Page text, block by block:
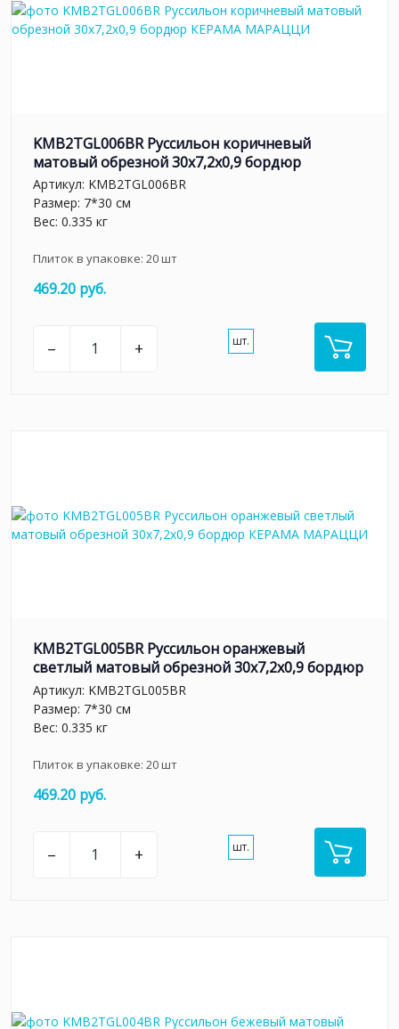
KMB2TGL006BR Руссильон коричневый
матовый обрезной 30x7,2x0,9 бордюр
Артикул: KMB2TGL006BR
Размер: 7*30 см
Вес: 0.335 кг
Плиток в упаковке: 20шт
469.20 руб.
– + шт.
KMB2TGL005BR Руссильон оранжевый
светлый матовый обрезной 30x7,2x0,9 бордюр
Артикул: KMB2TGL005BR
Размер: 7*30 см
Вес: 0.335 кг
Плиток в упаковке: 20шт
469.20 руб.
– + шт.